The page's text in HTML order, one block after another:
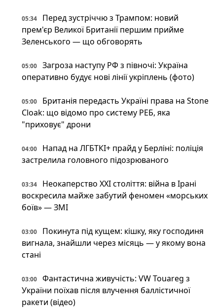
05:34
Перед зустріччю з Трампом: новий
прем'єр Великої Британії першим прийме
Зеленського — що обговорять
05:00
Загроза наступу РФ з півночі: Україна
оперативно будує нові лінії укріплень (фото)
05:00
Британія передасть Україні права на Stone
Cloak: що відомо про систему РЕБ, яка
"приховує" дрони
04:00
Напад на ЛГБТКІ+ прайд у Берліні: поліція
застрелила головного підозрюваного
03:34
Неокаперство XXI століття: війна в Ірані
воскресила майже забутий феномен «морських
боїв» — ЗМІ
03:00
Покинута під кущем: кішку, яку господиня
вигнала, знайшли через місяць — у якому вона
стані
03:00
Фантастична живучість: VW Touareg з
України поїхав після влучення баллістичної
ракети (відео)